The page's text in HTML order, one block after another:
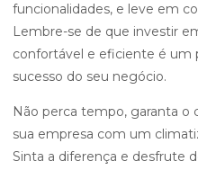
funcionalidades, e leve em
Lembre-se de que investir
confortável e eficiente é um
sucesso do seu negócio.
Não perca tempo, garanta o
sua empresa com um
Sinta a diferença e desfrute